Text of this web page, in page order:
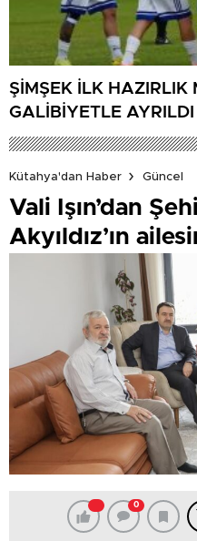
ŞİMŞEK İLK HAZIRLIK
GALİBİYETLE AYRILDI
Kütahya'dan Haber
Güncel
Vali Işın’dan
Akyıldız’ın
0